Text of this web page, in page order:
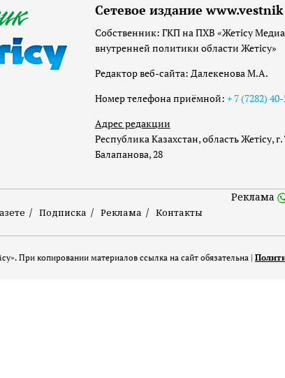
Сетевое издание
Собственник: ГКП на ПХВ «Жетісу
внутренней политики области Жетісу»
Редактор веб-сайта: Далекенова М.А.
Номер телефона приёмной: + 7 (7282)
Адрес редакции
Республика Казахстан, область Жетісу,
Балапанова, 28
Подписка Реклама Контакты
Реклама
При копировании материалов ссылка на сайт обязательна |